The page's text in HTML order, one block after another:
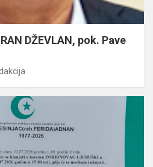
DŽEVLAN, pok. Pave